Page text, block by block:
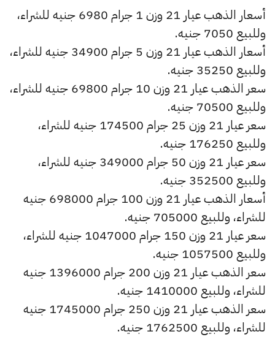
أسعار الذهب عيار 21 وزن 1 جرام 6980 جنيه للشراء،
وللبيع 7050 جنيه.
أسعار الذهب عيار 21 وزن 5 جرام 34900 جنيه للشراء،
وللبيع 35250 جنيه.
سعر الذهب عيار 21 وزن 10 جرام 69800 جنيه للشراء،
وللبيع 70500 جنيه.
سعر عيار 21 وزن 25 جرام 174500 جنيه للشراء،
وللبيع 176250 جنيه.
سعر عيار 21 وزن 50 جرام 349000 جنيه للشراء،
وللبيع 352500 جنيه.
أسعار الذهب عيار 21 وزن 100 جرام 698000 جنيه
للشراء، وللبيع 705000 جنيه.
سعر عيار 21 وزن 150 جرام 1047000 جنيه للشراء،
وللبيع 1057500 جنيه.
سعر الذهب عيار 21 وزن 200 جرام 1396000 جنيه
للشراء، وللبيع 1410000 جنيه.
سعر الذهب عيار 21 وزن 250 جرام 1745000 جنيه
للشراء، وللبيع 1762500 جنيه.